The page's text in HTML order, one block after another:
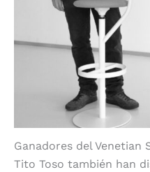
Ganadores del Venetian
Tito Toso también han